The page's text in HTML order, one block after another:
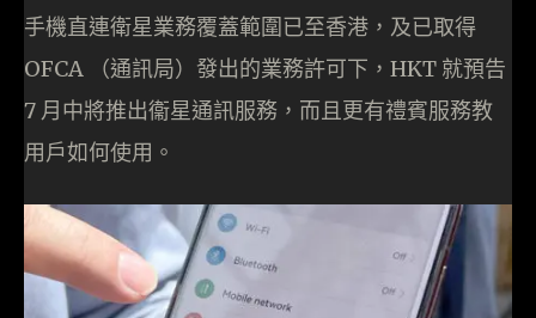
手機直連衛星業務覆蓋範圍已至香港，及已取得
OFCA （通訊局）發出的業務許可下，HKT 就預告
7 月中將推出衞星通訊服務，而且更有禮賓服務教
用戶如何使用。